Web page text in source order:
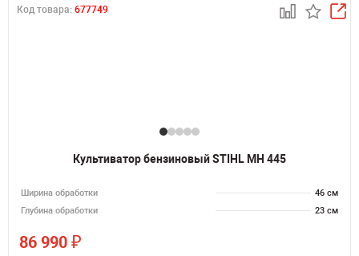
Код товара: 677749
Культиватор бензиновый STIHL MH 445
Ширина обработки
46 см
Глубина обработки
23 см
86 990 ₽